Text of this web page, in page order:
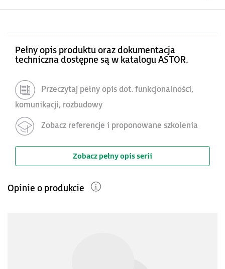
Pełny opis produktu oraz dokumentacja
techniczna dostępne są w katalogu ASTOR.
Przeczytaj pełny opis dot. funkcjonalności,
komunikacji, rozbudowy
Zobacz referencje i proponowane szkolenia
Zobacz pełny opis serii
Opinie o produkcie